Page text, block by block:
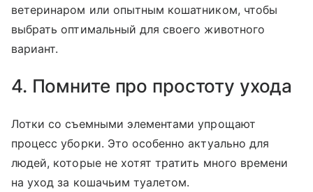
ветеринаром или опытным кошатником, чтобы
выбрать оптимальный для своего животного
вариант.
4. Помните про простоту ухода
Лотки со съемными элементами упрощают
процесс уборки. Это особенно актуально для
людей, которые не хотят тратить много времени
на уход за кошачьим туалетом.